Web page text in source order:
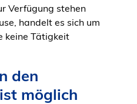
Verfügung stehen
handelt es sich um
keine Tätigkeit
den
möglich